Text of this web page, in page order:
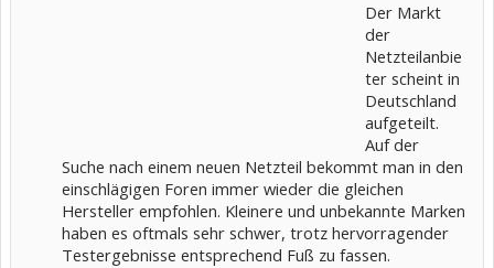
Der Markt
der
Netzteilanbie
ter scheint in
Deutschland
aufgeteilt.
Auf der
Suche nach einem neuen Netzteil bekommt man in den
einschlägigen Foren immer wieder die gleichen
Hersteller empfohlen. Kleinere und unbekannte Marken
haben es oftmals sehr schwer, trotz hervorragender
Testergebnisse entsprechend Fuß zu fassen.